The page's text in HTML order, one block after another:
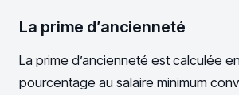
La prime d’ancienneté
La prime d’ancienneté est calculée
pourcentage au salaire minimum